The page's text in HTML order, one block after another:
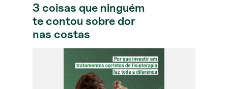
3 coisas que ninguém
te contou sobre dor
nas costas